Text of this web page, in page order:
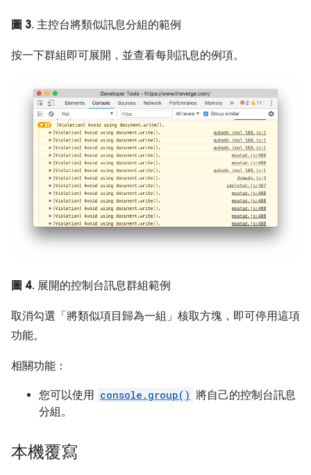
圖 3. 主控台將類似訊息分組的範例
按一下群組即可展開，並查看每則訊息的例項。
圖 4. 展開的控制台訊息群組範例
取消勾選「將類似項目歸為一組」 核取方塊，即可停用這項
功能。
相關功能：
您可以使用 console.group() 將自己的控制台訊息
分組。
本機覆寫